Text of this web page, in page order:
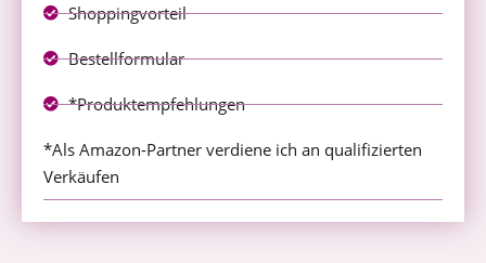
Shoppingvorteil
Bestellformular
*Produktempfehlungen
*Als Amazon-Partner verdiene ich an qualifizierten
Verkäufen